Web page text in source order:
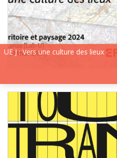
UE J : Vers une culture des lieux